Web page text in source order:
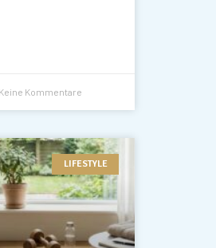
Keine Kommentare
LIFESTYLE